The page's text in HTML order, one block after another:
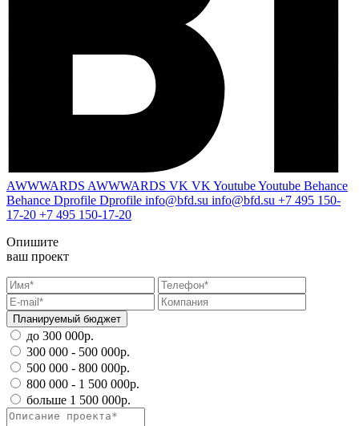
AWWWARDS AWWWARDS VK VK YoutubeYoutube Behance
Behance Dprofile Dprofile info@bfd.su info@bfd.su +7 495 150-
17-20 +7 495 150-17-20
Опишите
ваш проект
Планируемый бюджет
до 300 000р.
300 000 - 500 000р.
500 000 - 800 000р.
800 000 - 1 500 000р.
больше 1 500 000р.